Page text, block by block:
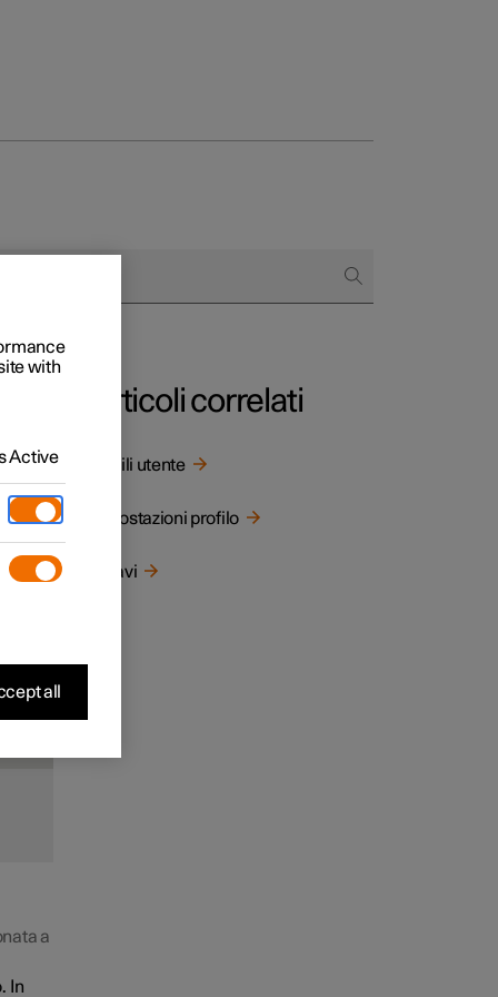
finanziamento
a
In
Articoli correlati
Profili utente
Impostazioni profilo
Chiavi
with
Active
all